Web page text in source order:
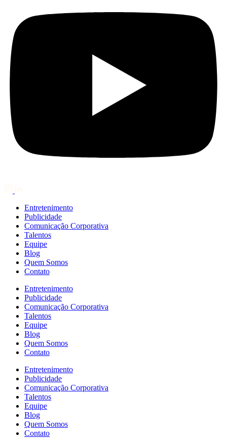
Entretenimento
Publicidade
Comunicação Corporativa
Talentos
Equipe
Blog
Quem Somos
Contato
Entretenimento
Publicidade
Comunicação Corporativa
Talentos
Equipe
Blog
Quem Somos
Contato
Entretenimento
Publicidade
Comunicação Corporativa
Talentos
Equipe
Blog
Quem Somos
Contato